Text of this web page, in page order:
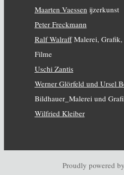
Maarten Vaessen ijzerkunst
Peter Freckmann
Ralf WalraffMalerei, Grafik,
Filme
Uschi Zantis
Werner Glörfeld und Ursel
Bildhauer_Malerei und
Wilfried Kleiber
Proudly powered